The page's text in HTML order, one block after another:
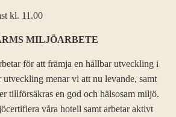
kl. 11.00
MILJÖARBETE
för att främja en hållbar utveckling i
menar vi att nu levande, samt
tillförsäkras en god och hälsosam miljö.
våra hotell samt arbetar aktivt